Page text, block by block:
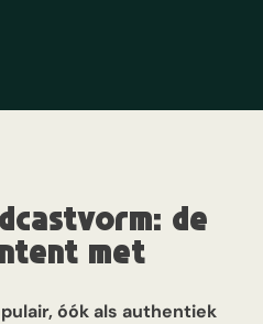
de
met
óók als authentiek